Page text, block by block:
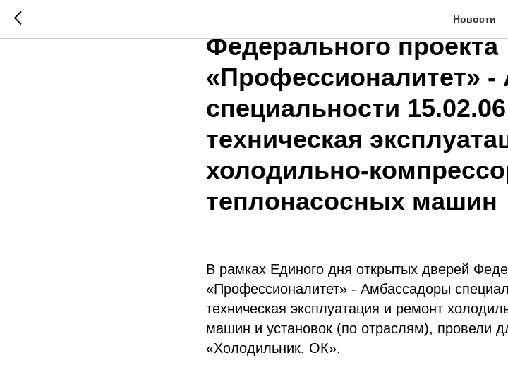
Новости
В рамках Единого дня
Федерального проекта
«Профессионалитет»
специальности
техническая
холодильно-
теплонасосных машин
В рамках Единого дня открытых дверей
«Профессионалитет» - Амбассадоры
техническая эксплуатация и ремонт
машин и установок (по отраслям), провели
«Холодильник. ОК».